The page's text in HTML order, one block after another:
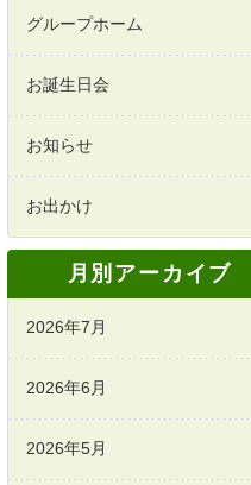
グループホーム
お誕生日会
お知らせ
お出かけ
月別アーカイブ
2026年7月
2026年6月
2026年5月